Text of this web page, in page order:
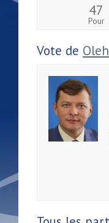
47
Pour
Vote de